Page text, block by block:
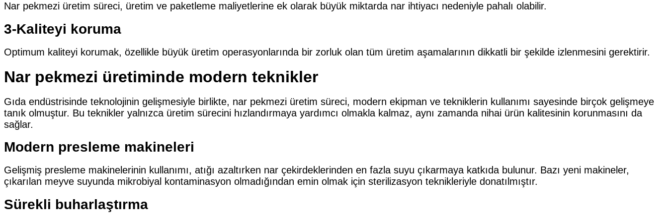
Nar pekmezi üretim süreci, üretim ve paketleme maliyetlerine ek olarak büyük miktarda nar ihtiyacı nedeniyle pahalı olabilir.
3-Kaliteyi koruma
Optimum kaliteyi korumak, özellikle büyük üretim operasyonlarında bir zorluk olan tüm üretim aşamalarının dikkatli bir şekilde izlenmesini gerektirir.
Nar pekmezi üretiminde modern teknikler
Gıda endüstrisinde teknolojinin gelişmesiyle birlikte, nar pekmezi üretim süreci, modern ekipman ve tekniklerin kullanımı sayesinde birçok gelişmeye
tanık olmuştur. Bu teknikler yalnızca üretim sürecini hızlandırmaya yardımcı olmakla kalmaz, aynı zamanda nihai ürün kalitesinin korunmasını da
sağlar.
Modern presleme makineleri
Gelişmiş presleme makinelerinin kullanımı, atığı azaltırken nar çekirdeklerinden en fazla suyu çıkarmaya katkıda bulunur. Bazı yeni makineler,
çıkarılan meyve suyunda mikrobiyal kontaminasyon olmadığından emin olmak için sterilizasyon teknikleriyle donatılmıştır.
Sürekli buharlaştırma